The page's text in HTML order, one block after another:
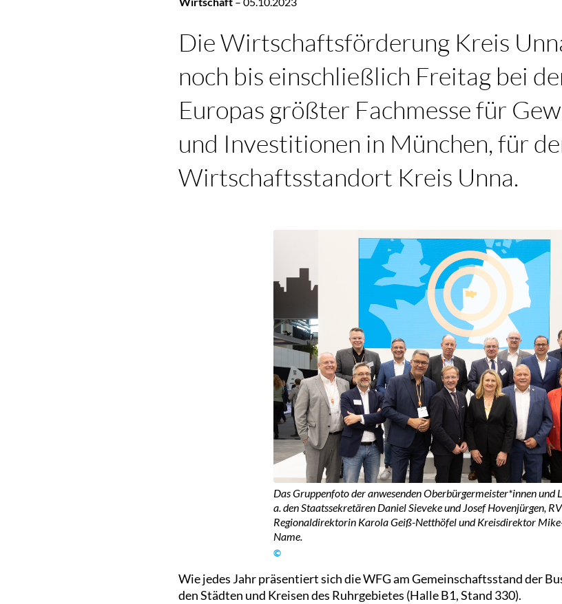
Die Wirtschaftsförderung Kreis
noch bis einschließlich Freitag bei
Europas größter Fachmesse für
und Investitionen in München, für
Wirtschaftsstandort Kreis Unna.
Das Gruppenfoto der anwesenden Oberbürgermeister*innen und
a. den Staatssekretären Daniel Sieveke und Josef Hovenjürgen,
Regionaldirektorin Karola Geiß-Netthöfel und Kreisdirektor
Name.
©
Wie jedes Jahr präsentiert sich die WFG am Gemeinschaftsstand der
den Städten und Kreisen des Ruhrgebietes (Halle B1, Stand 330).